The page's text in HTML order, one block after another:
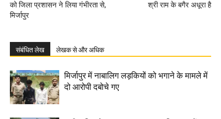
को जिला प्रशासन ने लिया गंभीरता से,
मिर्जापुर
श्री राम के बगैर अधूरा है
संबंधित लेख लेखक से और अधिक
मिर्जापुर में नाबालिग लड़कियों को भगाने के मामले में
दो आरोपी दबोचे गए